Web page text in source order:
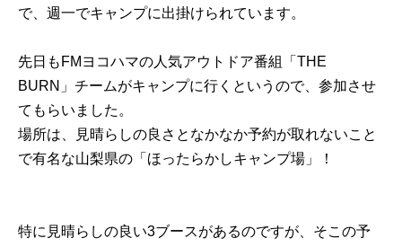
で、週一でキャンプに出掛けられています。
先日もFMヨコハマの人気アウトドア番組「THE
BURN」チームがキャンプに行くというので、参加させ
てもらいました。
場所は、見晴らしの良さとなかなか予約が取れないこと
で有名な山梨県の「ほったらかしキャンプ場」！
特に見晴らしの良い3ブースがあるのですが、そこの予